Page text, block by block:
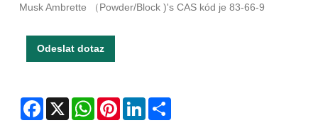
Musk Ambrette （Powder/Block )'s CAS kód je 83-66-9
Odeslat dotaz
Facebook
X WhatsAppPinterestLinkedIn